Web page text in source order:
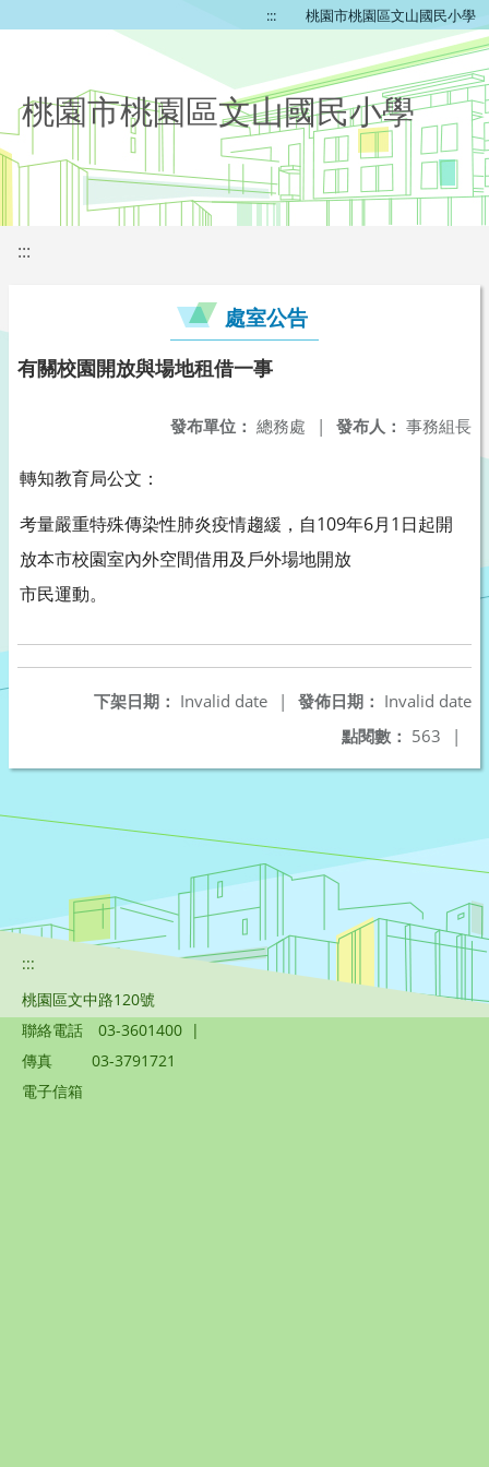
::: 桃園市桃園區文山國民小學
桃園市桃園區文山國民小學
:::
處室公告
有關校園開放與場地租借一事
發布人： 事務組長
發布單位： 總務處 |
轉知教育局公文：
考量嚴重特殊傳染性肺炎疫情趨緩，自109年6月1日起開
放本市校園室內外空間借用及戶外場地開放
市民運動。
發佈日期： Invalid date
下架日期： Invalid date
|
點閱數： 563 |
:::
桃園區文中路120號
聯絡電話
03-3601400 |
傳真
03-3791721
電子信箱